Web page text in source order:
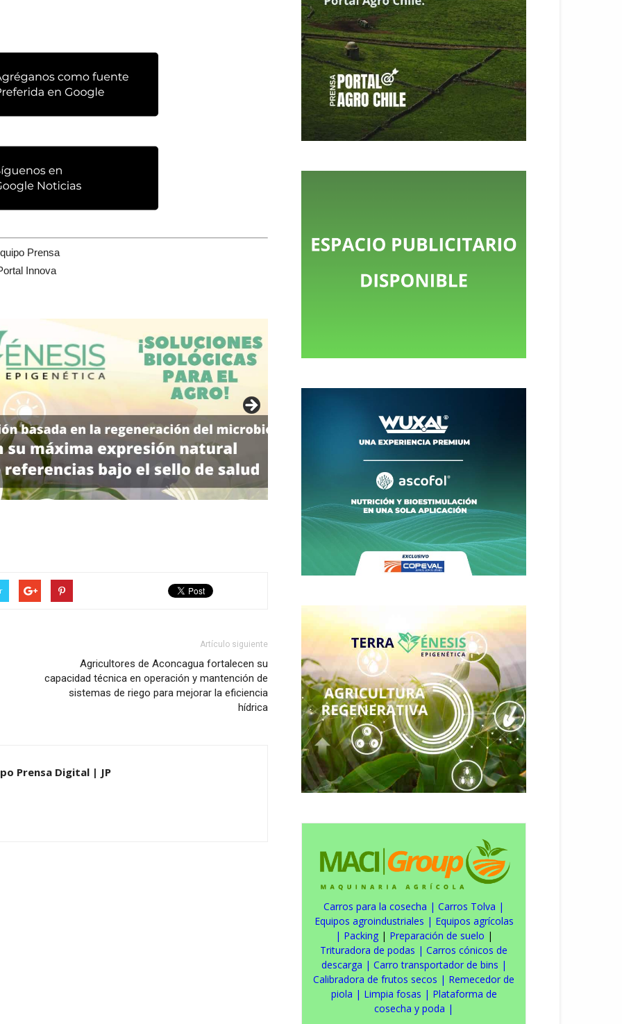
Prensa
Innova
Artículo siguiente
Agricultores de Aconcagua fortalecen su
capacidad técnica en operación y mantención de
sistemas de riego para mejorar la eficiencia
hídrica
Prensa Digital | JP
Carros para la cosecha | Carros Tolva |
Equipos agroindustriales | Equipos agrícolas
| Packing| Preparación de suelo |
Trituradora de podas | Carros cónicos de
descarga | Carro transportador de bins |
Calibradora de frutos secos | Remecedor de
piola | Limpia fosas | Plataforma de
cosecha y poda |